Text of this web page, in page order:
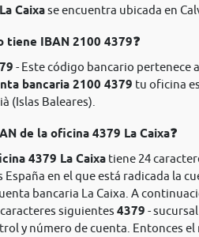
Caixase encuentra ubicada en
tiene IBAN 2100 4379❓
- Este código bancario pertenece
bancaria 2100 4379 tu oficina
(Islas Baleares).
de la oficina 4379 La Caixa❓
4379 La Caixa tiene 24
España en el que está radicada la
bancaria La Caixa. A
caracteres siguientes 4379 -
y número de cuenta. Entonces el